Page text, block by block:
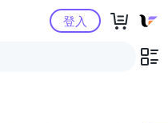
購物中心登入